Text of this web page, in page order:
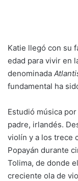
Katie llegó con su
edad para vivir en
denominada
fundamental ha
Estudió música
padre, irlandés.
violín y a los trece
Popayán durante
Tolima, de donde
creciente ola de